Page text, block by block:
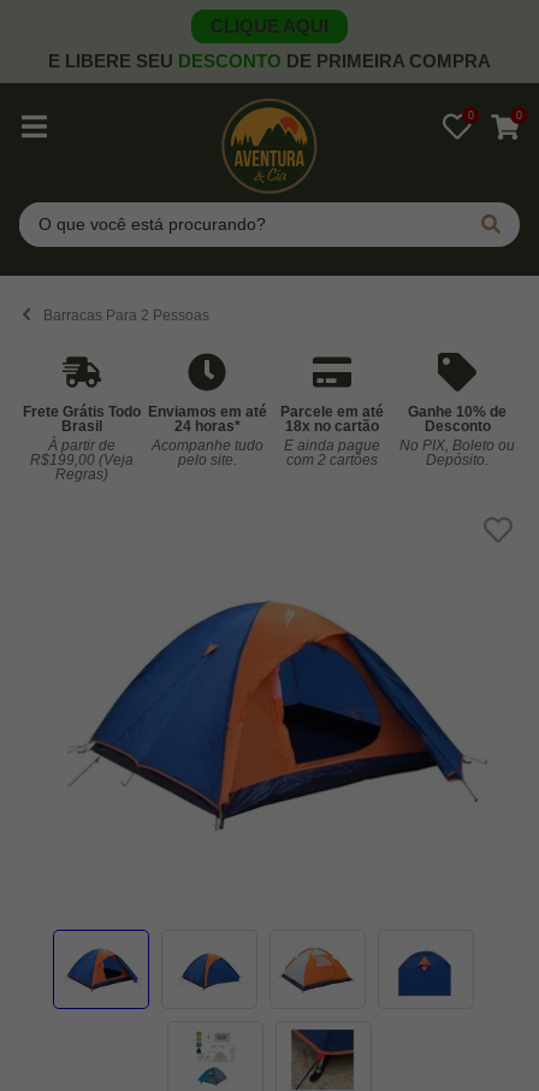
CLIQUE AQUI
E LIBERE SEU DESCONTO DE PRIMEIRA COMPRA
0 0
Pesquisar
Barracas Para 2 Pessoas
Frete Grátis Todo
Brasil
À partir de
R$199,00 (Veja
Regras)
Enviamos em até
24 horas*
Acompanhe tudo
pelo site.
Parcele em até
18x no cartão
E ainda pague
com 2 cartões
Ganhe 10% de
Desconto
No PIX, Boleto ou
Depósito.